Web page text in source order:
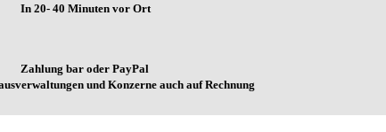
In 20- 40 Minuten vor Ort
Zahlung bar oder PayPal
und Konzerne auch auf Rechnung